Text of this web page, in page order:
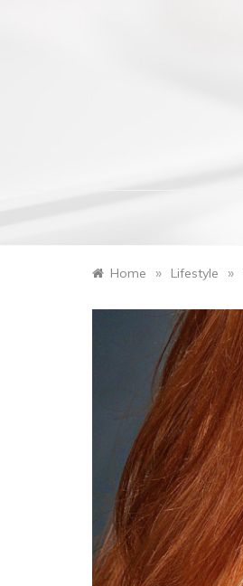
Home » Lifestyle »